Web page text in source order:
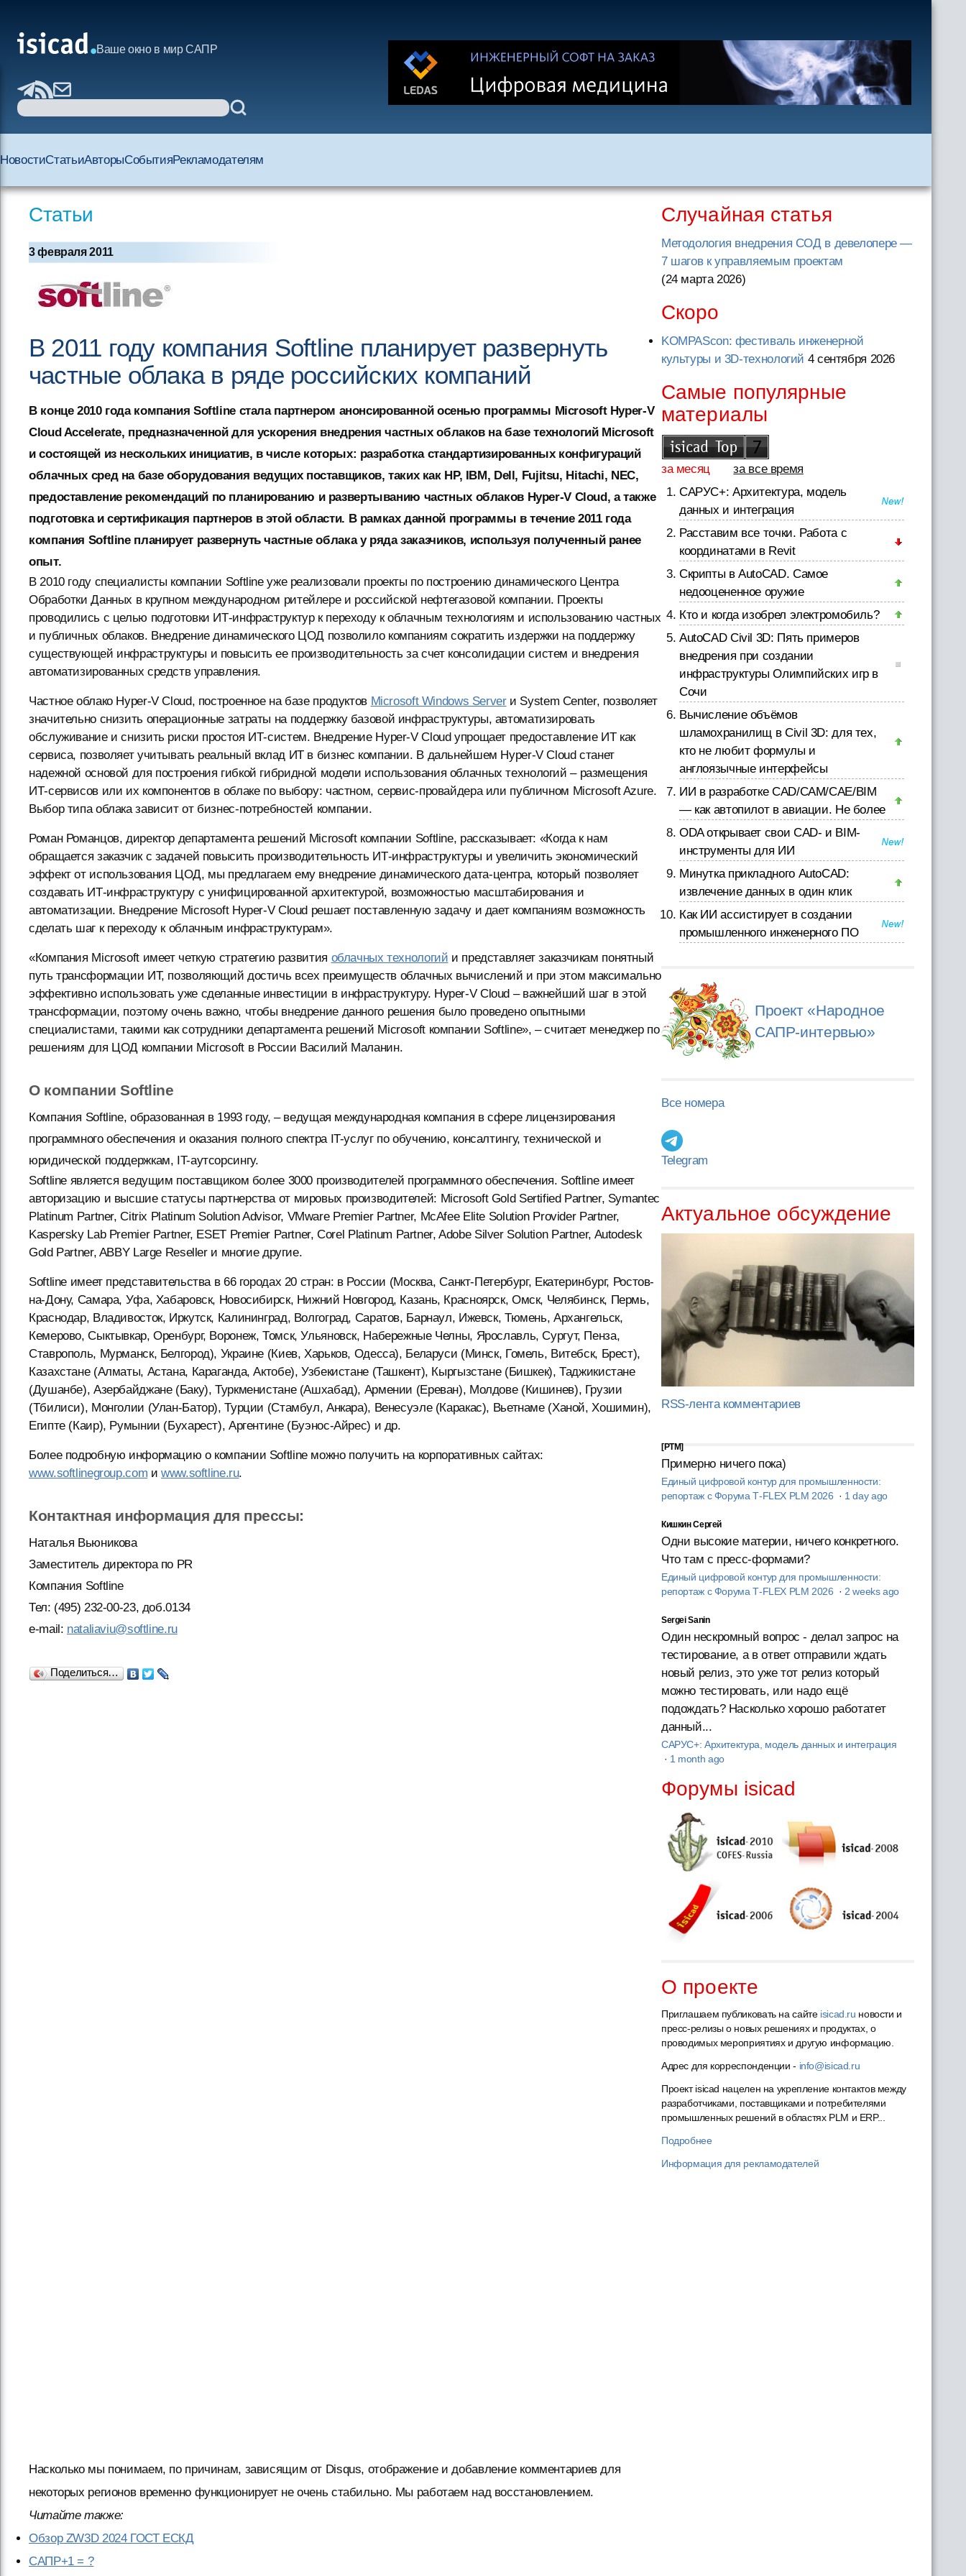
Ваше окно в мир САПР
НовостиСтатьиАвторыСобытияРекламодателям
Статьи
3 февраля 2011
В 2011 году компания Softline планирует развернуть
частные облака в ряде российских компаний
В конце 2010 года компания Softline стала партнером анонсированной осенью программы Microsoft Hyper-V
Cloud Accelerate, предназначенной для ускорения внедрения частных облаков на базе технологий Microsoft
и состоящей из нескольких инициатив, в числе которых: разработка стандартизированных конфигураций
облачных сред на базе оборудования ведущих поставщиков, таких как HP, IBM, Dell, Fujitsu, Hitachi, NEC,
предоставление рекомендаций по планированию и развертыванию частных облаков Hyper-V Cloud, а также
подготовка и сертификация партнеров в этой области. В рамках данной программы в течение 2011 года
компания Softline планирует развернуть частные облака у ряда заказчиков, используя полученный ранее
опыт.
В 2010 году специалисты компании Softline уже реализовали проекты по построению динамического Центра
Обработки Данных в крупном международном ритейлере и российской нефтегазовой компании. Проекты
проводились с целью подготовки ИТ-инфраструктур к переходу к облачным технологиям и использованию частных
и публичных облаков. Внедрение динамического ЦОД позволило компаниям сократить издержки на поддержку
существующей инфраструктуры и повысить ее производительность за счет консолидации систем и внедрения
автоматизированных средств управления.
Частное облако Hyper-V Cloud, построенное на базе продуктов Microsoft Windows Serverи System Center, позволяет
значительно снизить операционные затраты на поддержку базовой инфраструктуры, автоматизировать
обслуживание и снизить риски простоя ИТ-систем. Внедрение Hyper-V Cloud упрощает предоставление ИТ как
сервиса, позволяет учитывать реальный вклад ИТ в бизнес компании. В дальнейшем Hyper-V Cloud станет
надежной основой для построения гибкой гибридной модели использования облачных технологий – размещения
ИТ-сервисов или их компонентов в облаке по выбору: частном, сервис-провайдера или публичном Microsoft Azure.
Выбор типа облака зависит от бизнес-потребностей компании.
Роман Романцов, директор департамента решений Microsoft компании Softline, рассказывает: «Когда к нам
обращается заказчик с задачей повысить производительность ИТ-инфраструктуры и увеличить экономический
эффект от использования ЦОД, мы предлагаем ему внедрение динамического дата-центра, который позволяет
создавать ИТ-инфраструктуру с унифицированной архитектурой, возможностью масштабирования и
автоматизации. Внедрение Microsoft Hyper-V Cloud решает поставленную задачу и дает компаниям возможность
сделать шаг к переходу к облачным инфраструктурам».
«Компания Microsoft имеет четкую стратегию развития облачных технологий и представляет заказчикам понятный
путь трансформации ИТ, позволяющий достичь всех преимуществ облачных вычислений и при этом максимально
эффективно использовать уже сделанные инвестиции в инфраструктуру. Hyper-V Cloud – важнейший шаг в этой
трансформации, поэтому очень важно, чтобы внедрение данного решения было проведено опытными
специалистами, такими как сотрудники департамента решений Microsoft компании Softline», – считает менеджер по
решениям для ЦОД компании Microsoft в России Василий Маланин.
О компании Softline
Компания Softline, образованная в 1993 году, – ведущая международная компания в сфере лицензирования
программного обеспечения и оказания полного спектра IT-услуг по обучению, консалтингу, технической и
юридической поддержкам, IT-аутсорсингу.
Softline является ведущим поставщиком более 3000 производителей программного обеспечения. Softline имеет
авторизацию и высшие статусы партнерства от мировых производителей: Microsoft Gold Sertified Partner, Symantec
Platinum Partner, Citrix Platinum Solution Advisor, VMware Premier Partner, McAfee Elite Solution Provider Partner,
Kaspersky Lab Premier Partner, ESET Premier Partner, Corel Platinum Partner, Adobe Silver Solution Partner, Autodesk
Gold Partner, ABBY Large Reseller и многие другие.
Softline имеет представительства в 66 городах 20 стран: в России (Москва, Санкт-Петербург, Екатеринбург, Ростов-
на-Дону, Самара, Уфа, Хабаровск, Новосибирск, Нижний Новгород, Казань, Красноярск, Омск, Челябинск, Пермь,
Краснодар, Владивосток, Иркутск, Калининград, Волгоград, Саратов, Барнаул, Ижевск, Тюмень, Архангельск,
Кемерово, Сыктывкар, Оренбург, Воронеж, Томск, Ульяновск, Набережные Челны, Ярославль, Сургут, Пенза,
Ставрополь, Мурманск, Белгород), Украине (Киев, Харьков, Одесса), Беларуси (Минск, Гомель, Витебск, Брест),
Казахстане (Алматы, Астана, Караганда, Актобе), Узбекистане (Ташкент), Кыргызстане (Бишкек), Таджикистане
(Душанбе), Азербайджане (Баку), Туркменистане (Ашхабад), Армении (Ереван), Молдове (Кишинев), Грузии
(Тбилиси), Монголии (Улан-Батор), Турции (Стамбул, Анкара), Венесуэле (Каракас), Вьетнаме (Ханой, Хошимин),
Египте (Каир), Румынии (Бухарест), Аргентине (Буэнос-Айрес) и др.
Более подробную информацию о компании Softline можно получить на корпоративных сайтах:
www.softlinegroup.com иwww.softline.ru.
Контактная информация для прессы:
Наталья Вьюникова
Заместитель директора по PR
Компания Softline
Тел: (495) 232-00-23, доб.0134
e-mail: nataliaviu@softline.ru
Поделиться…
Насколько мы понимаем, по причинам, зависящим от Disqus, отображение и добавление комментариев для
некоторых регионов временно функционирует не очень стабильно. Мы работаем над восстановлением.
Читайте также:
Обзор ZW3D 2024 ГОСТ ЕСКД
САПР+1 = ?
Случайная статья
Методология внедрения СОД в девелопере —
7 шагов к управляемым проектам
(24 марта 2026)
Скоро
KOMPAScon: фестиваль инженерной
культуры и 3D-технологий 4 сентября 2026
Самые популярные
материалы
за месяц
за все время
САРУС+: Архитектура, модель
данных и интеграция
Расставим все точки. Работа с
координатами в Revit
Скрипты в AutoCAD. Самое
недооцененное оружие
Кто и когда изобрел электромобиль?
AutoCAD Civil 3D: Пять примеров
внедрения при создании
инфраструктуры Олимпийских игр в
Сочи
Вычисление объёмов
шламохранилищ в Civil 3D: для тех,
кто не любит формулы и
англоязычные интерфейсы
ИИ в разработке CAD/CAM/CAE/BIM
— как автопилот в авиации. Не более
ODA открывает свои CAD- и BIM-
инструменты для ИИ
Минутка прикладного AutoCAD:
извлечение данных в один клик
Как ИИ ассистирует в создании
промышленного инженерного ПО
Проект «Народное
САПР-интервью»
Все номера
Telegram
Актуальное обсуждение
RSS-лента комментариев
[PTM]
Примерно ничего пока)
Единый цифровой контур для промышленности:
репортаж с Форума T‑FLEX PLM 2026 · 1 day ago
Кишкин Сергей
Одни высокие материи, ничего конкретного.
Что там с пресс-формами?
Единый цифровой контур для промышленности:
репортаж с Форума T‑FLEX PLM 2026 · 2 weeks ago
Sergei Sanin
Один нескромный вопрос - делал запрос на
тестирование, а в ответ отправили ждать
новый релиз, это уже тот релиз который
можно тестировать, или надо ещё
подождать? Насколько хорошо работатет
данный...
САРУС+: Архитектура, модель данных и интеграция
· 1 month ago
Форумы isicad
О проекте
Приглашаем публиковать на сайте isicad.ru новости и
пресс-релизы о новых решениях и продуктах, о
проводимых мероприятиях и другую информацию.
Адрес для корреспонденции - info@isicad.ru
Проект isicad нацелен на укрепление контактов между
разработчиками, поставщиками и потребителями
промышленных решений в областях PLM и ERP...
Подробнее
Информация для рекламодателей